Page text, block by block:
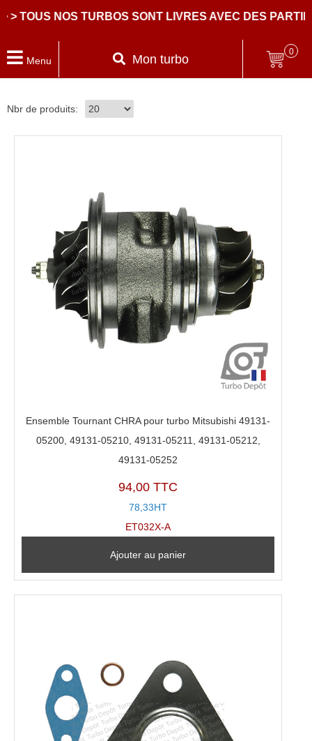
TOUS NOS TURBOS SONT LIVRES AVEC DES
Menu Mon turbo
0
Nbr de produits:
Ensemble Tournant CHRA pour turbo Mitsubishi 49131-
05200, 49131-05210, 49131-05211, 49131-05212,
49131-05252
94,00 TTC
78,33HT
ET032X-A
Ajouter au panier